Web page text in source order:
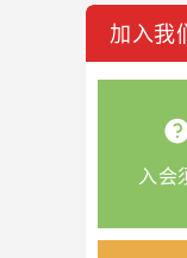
加入我
入会